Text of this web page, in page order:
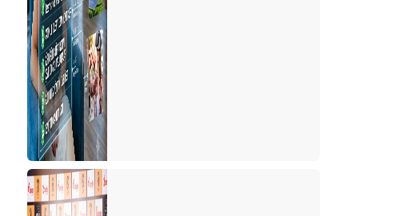
HAC-UMRE KONUSUNDA…
YURT DIŞI TUR SATIŞLARI iPTAL OLDU
KiEV GASTRONOMi TURU
CEK GENDiNi GENDiNE BAS BASAN...! (KIBRIS)
TURİZM İYİ GİDERSE, YERLİ TURİST AÇIKTA KALIR.
TURİZM KÖTÜ GİDERSE, TÜRK TURİST BAYRAM
EDER.
ARKADAŞLAR, HAZIR MISINIZ?